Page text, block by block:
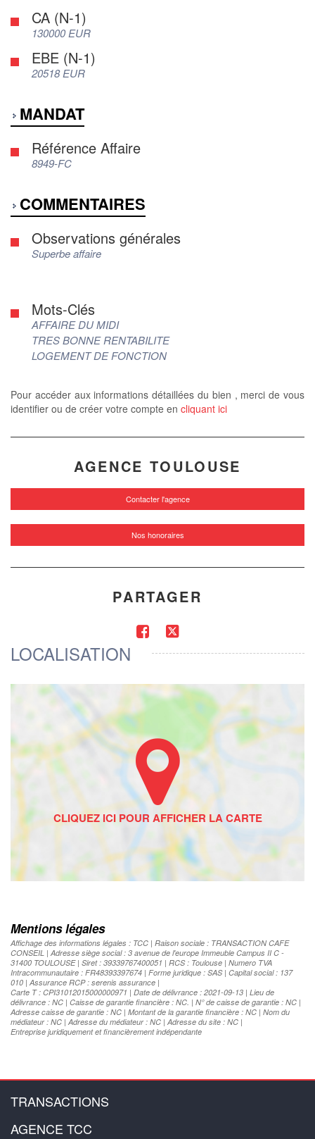
CA (N-1)
130000 EUR
EBE (N-1)
20518 EUR
MANDAT
Référence Affaire
8949-FC
COMMENTAIRES
Observations générales
Superbe affaire
Mots-Clés
AFFAIRE DU MIDI
TRES BONNE RENTABILITE
LOGEMENT DE FONCTION
Pour accéder aux informations détaillées du bien , merci de vous
identifier ou de créer votre compte en cliquant ici
AGENCE TOULOUSE
Contacter l'agence
Nos honoraires
PARTAGER
LOCALISATION
Mentions légales
Affichage des informations légales : TCC | Raison sociale : TRANSACTION CAFE
CONSEIL | Adresse siège social : 3 avenue de l'europe Immeuble Campus II C -
31400 TOULOUSE | Siret : 39339767400051 | RCS : Toulouse | Numero TVA
Intracommunautaire : FR48393397674 | Forme juridique : SAS | Capital social : 137
010 | Assurance RCP : serenis assurance |
Carte T : CPI31012015000000971 | Date de délivrance : 2021-09-13 | Lieu de
délivrance : NC | Caisse de garantie financière : NC. | N° de caisse de garantie : NC |
Adresse caisse de garantie : NC | Montant de la garantie financière : NC | Nom du
médiateur : NC | Adresse du médiateur : NC | Adresse du site : NC |
Entreprise juridiquement et financièrement indépendante
TRANSACTIONS
AGENCE TCC